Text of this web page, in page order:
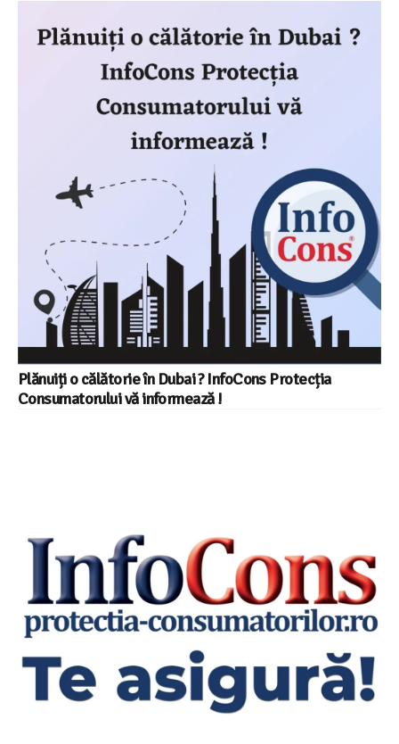
Plănuiți o călătorie în Dubai ? InfoCons Protecția
Consumatorului vă informează !